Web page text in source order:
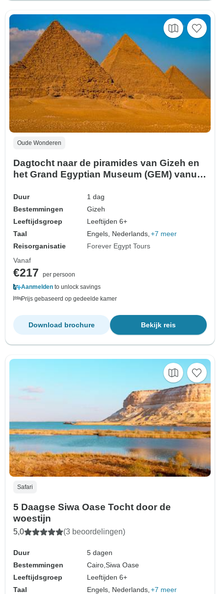
Oude Wonderen
Dagtocht naar de piramides van Gizeh en
het Grand Egyptian Museum (GEM) vanuit
Duur
1 dag
Bestemmingen
Gizeh
Leeftijdsgroep
Leeftijden 6+
Taal
Engels, Nederlands, +7 meer
Reisorganisatie
Forever Egypt Tours
Vanaf
€217
per persoon
Aanmelden to unlock savings
Prijs gebaseerd op gedeelde kamer
Bekijk reis
Download brochure
Safari
5 Daagse Siwa Oase Tocht door de
woestijn
5,0 (3 beoordelingen)
Duur
5 dagen
Bestemmingen
Cairo,Siwa Oase
Leeftijdsgroep
Leeftijden 6+
Taal
Engels, Nederlands, +7 meer